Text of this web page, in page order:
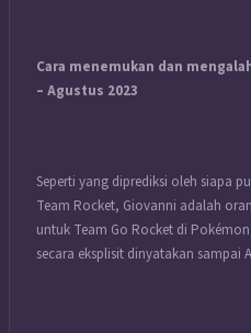
Cara menemukan dan
– Agustus 2023
Seperti yang diprediksi oleh siapa
Team Rocket, Giovanni adalah
untuk Team Go Rocket di
secara eksplisit dinyatakan sampai